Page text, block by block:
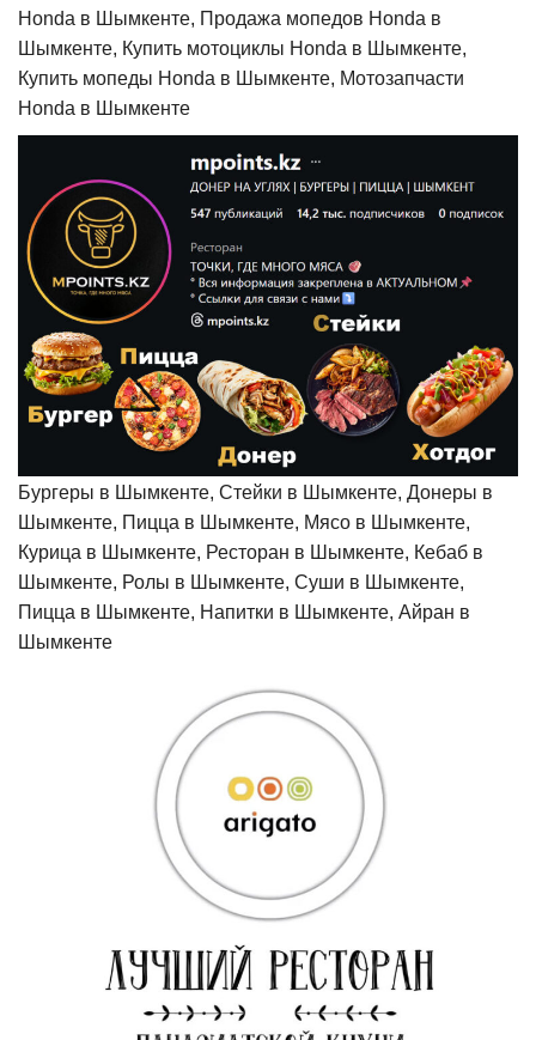
Honda в Шымкенте, Продажа мопедов Honda в
Шымкенте, Купить мотоциклы Honda в Шымкенте,
Купить мопеды Honda в Шымкенте, Мотозапчасти
Honda в Шымкенте
Бургеры в Шымкенте, Стейки в Шымкенте, Донеры в
Шымкенте, Пицца в Шымкенте, Мясо в Шымкенте,
Курица в Шымкенте, Ресторан в Шымкенте, Кебаб в
Шымкенте, Ролы в Шымкенте, Суши в Шымкенте,
Пицца в Шымкенте, Напитки в Шымкенте, Айран в
Шымкенте